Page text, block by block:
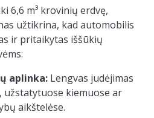
6,6 m³ krovinių erdvę,
užtikrina, kad automobilis
ir pritaikytas iššūkių
aplinka: Lengvas judėjimas
užstatytuose kiemuose ar
aikštelėse.